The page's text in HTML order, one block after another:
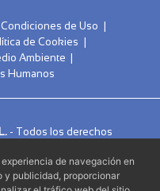
Condiciones de Uso
de Cookies
Ambiente
Humanos
- Todos los derechos
creada porAlvasolution, SL
de navegación en
y publicidad, proporcionar